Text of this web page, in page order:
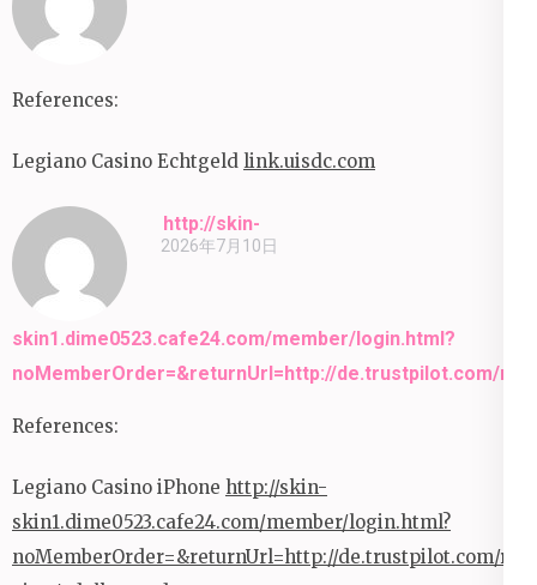
References:
Legiano Casino Echtgeld link.uisdc.com
http://skin-
skin1.dime0523.cafe24.com/member/login.html?
noMemberOrder=&returnUrl=http://de.trustpilot.com/
2026年7月10日
References:
Legiano Casino iPhone http://skin-
skin1.dime0523.cafe24.com/member/login.html?
noMemberOrder=&returnUrl=http://de.trustpilot.com/re